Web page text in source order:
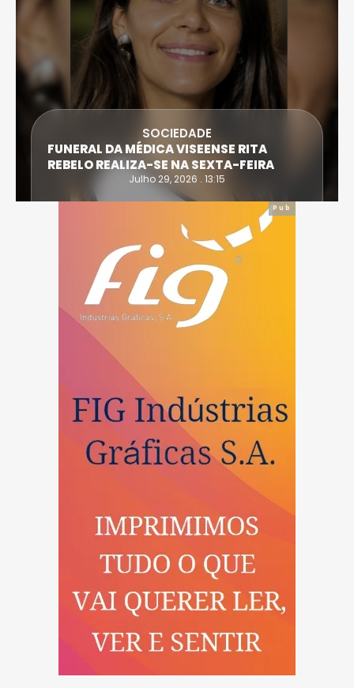
SOCIEDADE
FUNERAL DA MÉDICA VISEENSE RITA
REBELO REALIZA-SE NA SEXTA-FEIRA
Julho 29, 2026 . 13:15
Pub